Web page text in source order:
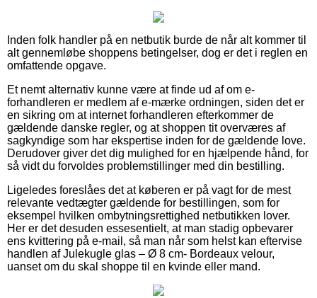
Inden folk handler på en netbutik burde de når alt kommer til
alt gennemløbe shoppens betingelser, dog er det i reglen en
omfattende opgave.
Et nemt alternativ kunne være at finde ud af om e-
forhandleren er medlem af e-mærke ordningen, siden det er
en sikring om at internet forhandleren efterkommer de
gældende danske regler, og at shoppen tit overværes af
sagkyndige som har ekspertise inden for de gældende love.
Derudover giver det dig mulighed for en hjælpende hånd, for
så vidt du forvoldes problemstillinger med din bestilling.
Ligeledes foreslåes det at køberen er på vagt for de mest
relevante vedtægter gældende for bestillingen, som for
eksempel hvilken ombytningsrettighed netbutikken lover.
Her er det desuden essesentielt, at man stadig opbevarer
ens kvittering på e-mail, så man når som helst kan eftervise
handlen af Julekugle glas – Ø 8 cm- Bordeaux velour,
uanset om du skal shoppe til en kvinde eller mand.